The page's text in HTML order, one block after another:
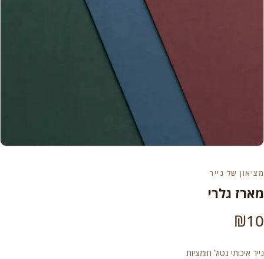
מציאון של נייר
מארז גלרי
₪10
נייר איכותי נטול חומציות